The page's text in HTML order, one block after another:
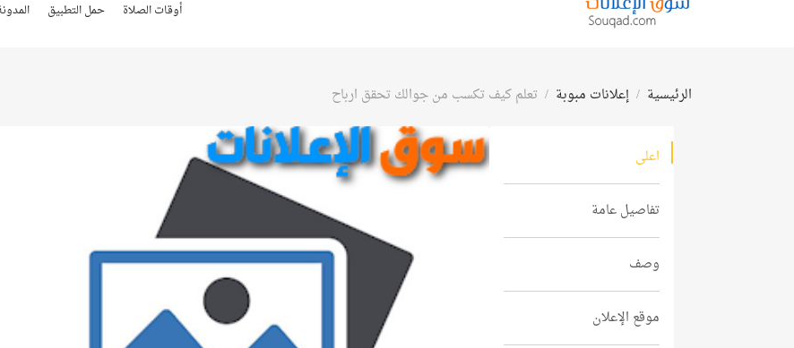
أوقات الصلاة حمل التطبيق
الرئيسية إعلانات مبوبة تعلم كيف تكسب من جوالك تحقق ارباح
اعلى
تفاصيل عامة
وصف
موقع الإعلان